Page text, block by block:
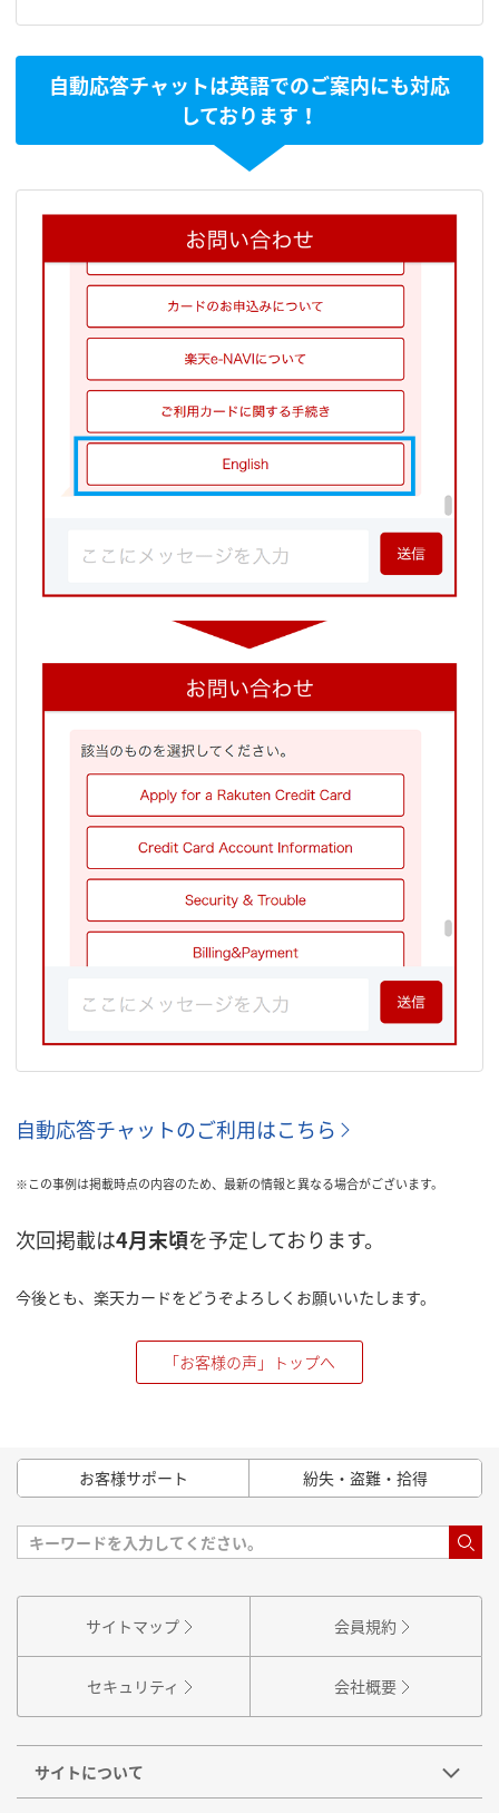
自動応答チャットは英語でのご案内にも対応
しております！
自動応答チャットのご利用はこちら
※この事例は掲載時点の内容のため、最新の情報と異なる場合がございます。
次回掲載は4月末頃を予定しております。
今後とも、楽天カードをどうぞよろしくお願いいたします。
「お客様の声」トップへ
お客様サポート 紛失・盗難・拾得
サイトマップ 会員規約
セキュリティ 会社概要
サイトについて